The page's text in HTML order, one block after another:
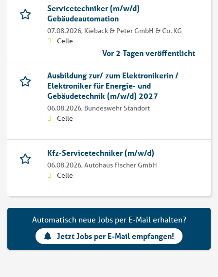
Servicetechniker (m/w/d)
Gebäudeautomation
07.08.2026, Kieback & Peter GmbH & Co. KG
Celle
Vor 2 Tagen veröffentlicht
Ausbildung zur/ zum Elektronikerin /
Elektroniker für Energie- und
Gebäudetechnik (m/w/d) 2027
06.08.2026, Bundeswehr Standort
Celle
Kfz-Servicetechniker (m/w/d)
06.08.2026,Autohaus Fischer GmbH
Celle
Automatisch neue Jobs per E-Mail erhalten?
Jetzt Jobs per E-Mail empfangen!